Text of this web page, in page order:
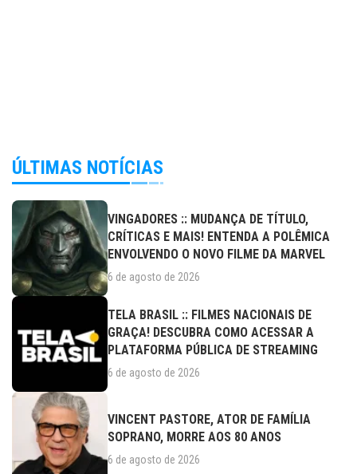
ÚLTIMAS NOTÍCIAS
VINGADORES :: MUDANÇA DE TÍTULO,
CRÍTICAS E MAIS! ENTENDA A POLÊMICA
ENVOLVENDO O NOVO FILME DA MARVEL
6 de agosto de 2026
TELA BRASIL :: FILMES NACIONAIS DE
GRAÇA! DESCUBRA COMO ACESSAR A
PLATAFORMA PÚBLICA DE STREAMING
6 de agosto de 2026
VINCENT PASTORE, ATOR DE FAMÍLIA
SOPRANO, MORRE AOS 80 ANOS
6 de agosto de 2026